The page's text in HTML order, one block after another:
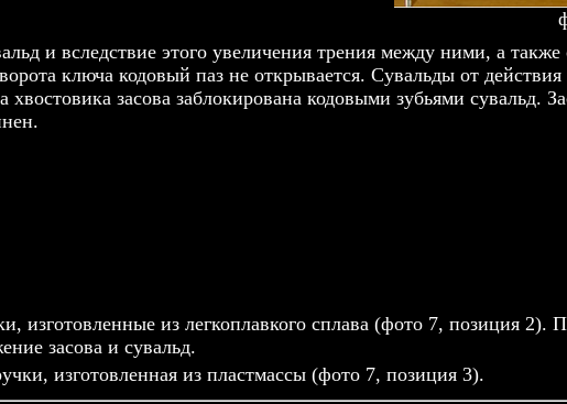
и вследствие этого увеличения трения между ними, а также
ключа кодовый паз не открывается. Сувальды от действия
засова заблокирована кодовыми зубьями сувальд.
изготовленные из легкоплавкого сплава (фото 7, позиция 2).
засова и сувальд.
изготовленная из пластмассы (фото 7, позиция 3).